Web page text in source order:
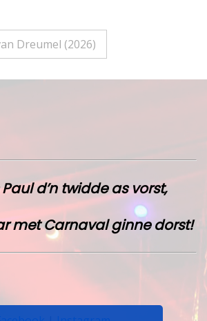
Dreumel (2026)
d’n twidde as vorst,
met Carnaval ginne dorst!